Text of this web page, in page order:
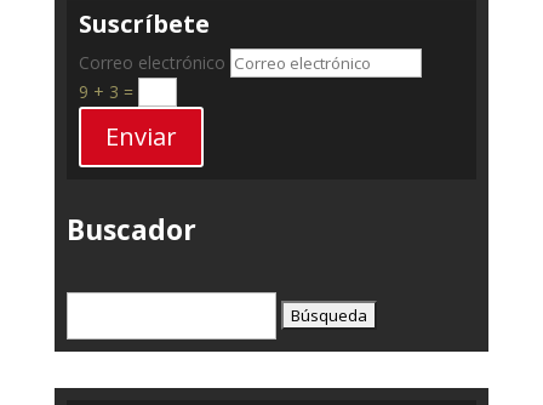
Suscríbete
Correo electrónico
9 + 3 =
Enviar
Buscador